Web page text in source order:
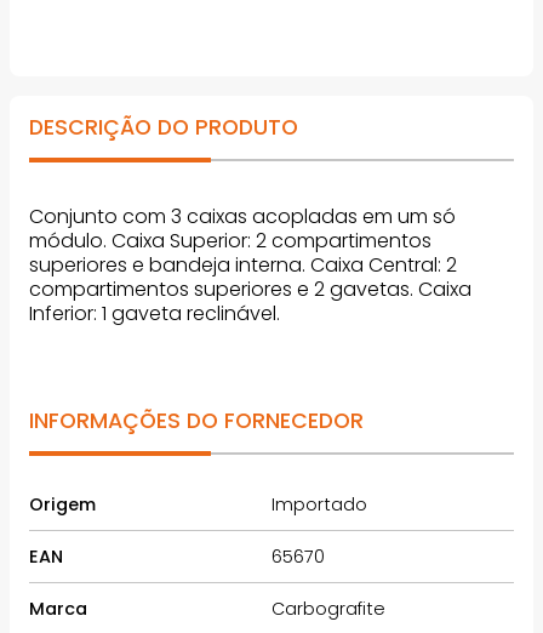
DESCRIÇÃO DO PRODUTO
Conjunto com 3 caixas acopladas em um só
módulo. Caixa Superior: 2 compartimentos
superiores e bandeja interna. Caixa Central: 2
compartimentos superiores e 2 gavetas. Caixa
Inferior: 1 gaveta reclinável.
INFORMAÇÕES DO FORNECEDOR
Origem Importado
EAN 65670
Marca Carbografite